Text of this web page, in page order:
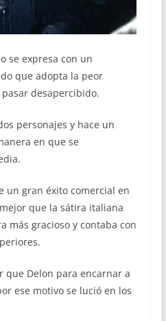
se expresa con un
que adopta la peor
desapercibido.
personajes y hace un
en que se
un gran éxito comercial en
que la sátira italiana
más gracioso y contaba con
que Delon para encarnar a
ese motivo se lució en los